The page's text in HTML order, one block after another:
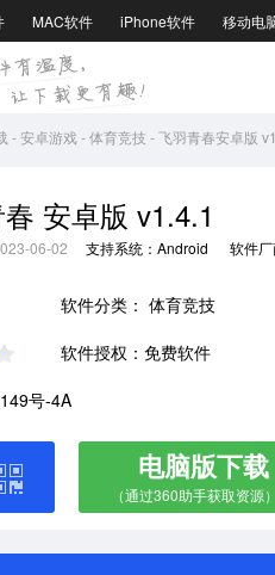
MAC软件 iPhone软件 移动电
-安卓游戏-体育竞技 -飞羽青春安卓版
安卓版 v1.4.1
06-02 支持系统：Android 软件
软件分类： 体育竞技
软件授权：免费软件
号-4A
电脑版下载
（通过360助手获取资源）